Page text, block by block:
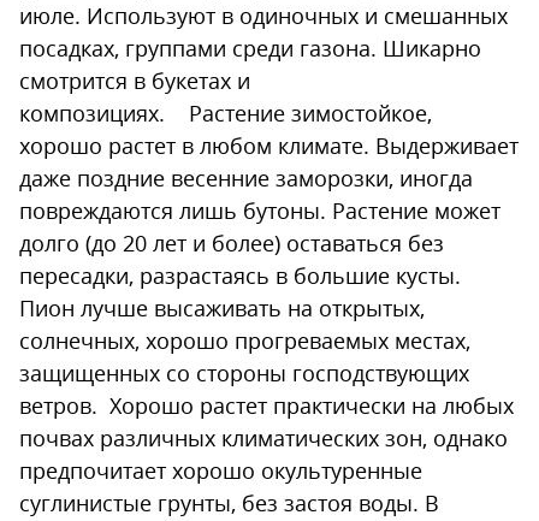
июле. Используют в одиночных и смешанных
посадках, группами среди газона. Шикарно
смотрится в букетах и
композициях. Растение зимостойкое,
хорошо растет в любом климате. Выдерживает
даже поздние весенние заморозки, иногда
повреждаются лишь бутоны. Растение может
долго (до 20 лет и более) оставаться без
пересадки, разрастаясь в большие кусты.
Пион лучше высаживать на открытых,
солнечных, хорошо прогреваемых местах,
защищенных со стороны господствующих
ветров. Хорошо растет практически на любых
почвах различных климатических зон, однако
предпочитает хорошо окультуренные
суглинистые грунты, без застоя воды. В